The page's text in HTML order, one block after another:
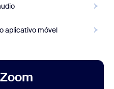
aplicativo móvel